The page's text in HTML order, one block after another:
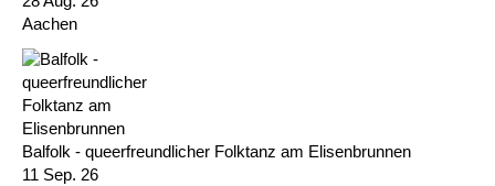
Aachen
Balfolk - queerfreundlicher Folktanz am Elisenbrunnen
11 Sep. 26